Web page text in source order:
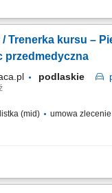
szkolenia: Pierwsza pomoc
/ Trenerka kursu –
przedmedyczna
podlaskie
(mid) umowa zlecenie
szkolenia z zakresu -